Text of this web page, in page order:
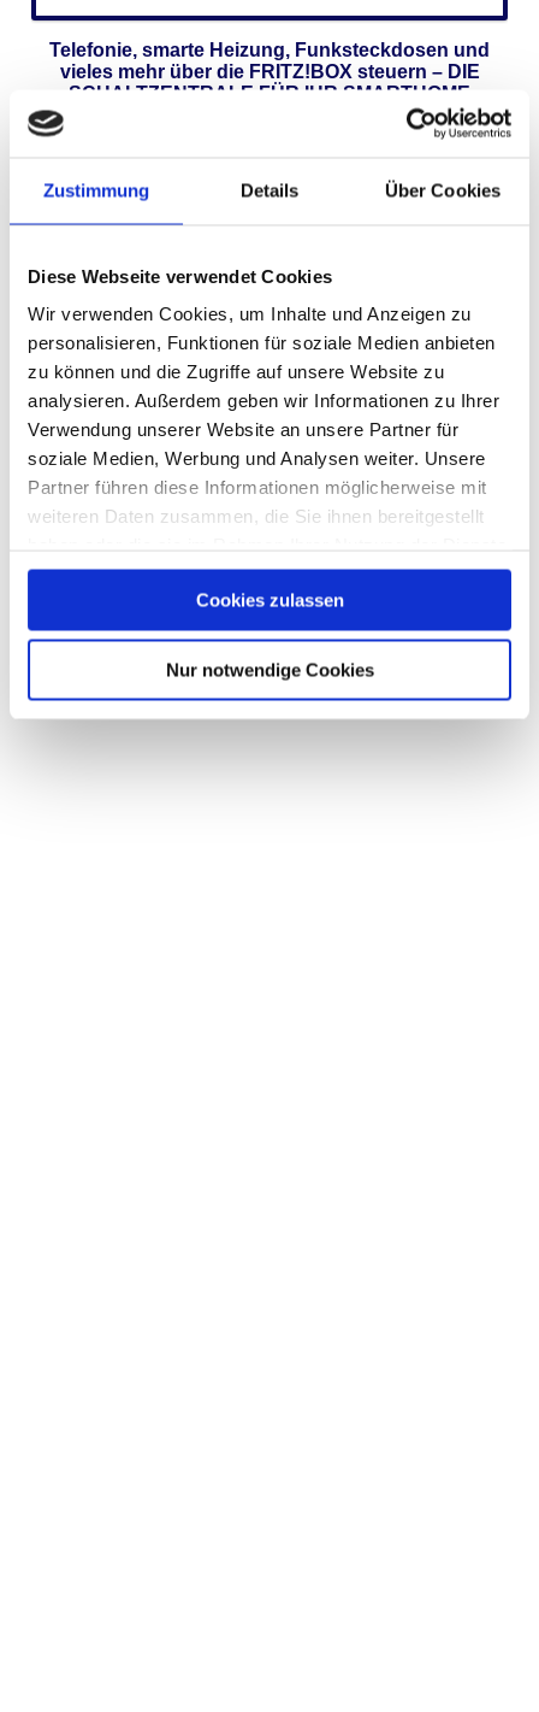
Zustimmung Details Über Cookies
Diese Webseite verwendet Cookies
Wir verwenden Cookies, um Inhalte und Anzeigen zu
personalisieren, Funktionen für soziale Medien anbieten
zu können und die Zugriffe auf unsere Website zu
analysieren. Außerdem geben wir Informationen zu Ihrer
Verwendung unserer Website an unsere Partner für
soziale Medien, Werbung und Analysen weiter. Unsere
Partner führen diese Informationen möglicherweise mit
weiteren Daten zusammen, die Sie ihnen bereitgestellt
gesammelt haben.
Cookies zulassen
Nur notwendige Cookies
Telefonie, smarte Heizung, Funksteckdosen und
vieles mehr über die FRITZ!BOX steuern – DIE
SCHALTZENTRALE FÜR IHR SMARTHOME
Über uns
Lernen Sie uns kennen
Weiterlesen
Leistungen